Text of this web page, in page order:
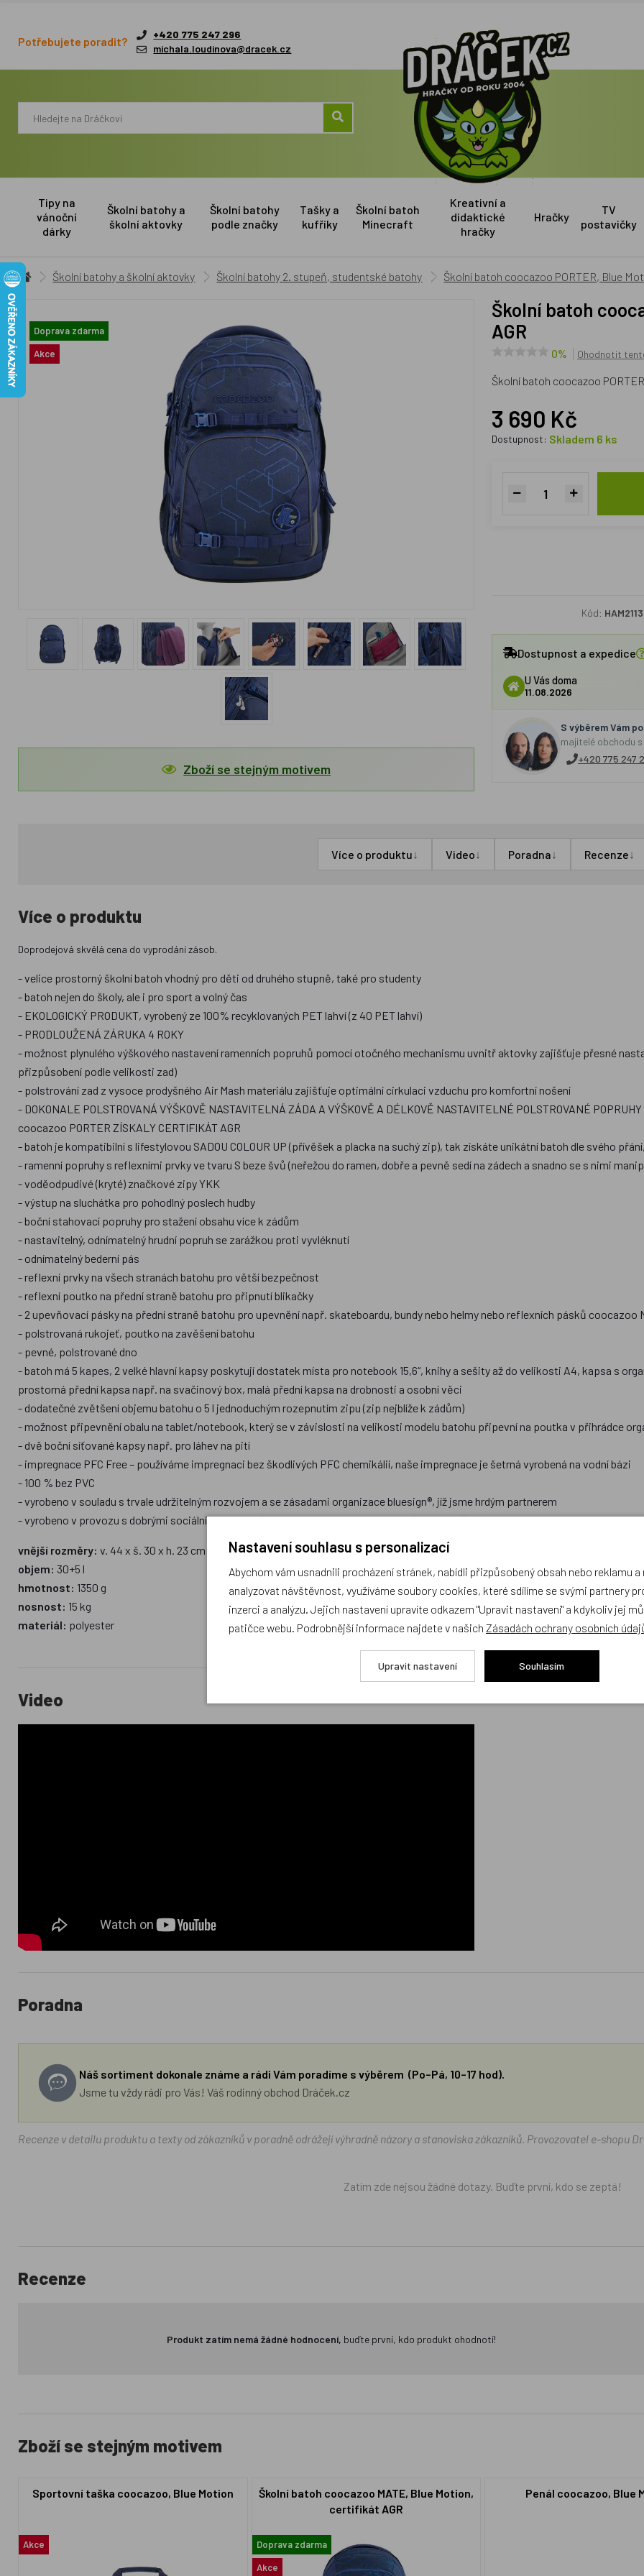
Potřebujete poradit?
+420 775 247 296
michala.loudinova@dracek.cz
Tipy na
vánoční
dárky
Školní batohy a
školní aktovky
Školní batohy
podle značky
Tašky a
kufříky
Školní batoh
Minecraft
Kreativní a
didaktické
hračky
Hračky
TV
postavičky
Školní batohy a školní aktovky Školní batohy 2. stupeň, studentské batohy Školní batoh coocazoo PORTER, Blue
Doprava zdarma
Akce
Zboží se stejným motivem
Školní batoh coocazoo PORTER, Blue Motion, certifikát
AGR
0% Ohodnotit
Školní batoh coocazoo
3 690 Kč
Dostupnost: Skladem 6 ks
Kód:
Dostupnost a expedice
U Vás doma
11.08.2026
S výběrem Vám
majitelé obchodu
+420 775 247
Více o produktu↓ Video↓ Poradna↓ Recenze↓
Více o produktu
Doprodejová skvělá cena do vyprodání zásob.
- velice prostorný školní batoh vhodný pro děti od druhého stupně, také pro studenty
- batoh nejen do školy, ale i pro sport a volný čas
- EKOLOGICKÝ PRODUKT, vyrobený ze 100% recyklovaných PET lahví (z 40 PET lahví)
- PRODLOUŽENÁ ZÁRUKA 4 ROKY
- možnost plynulého výškového nastavení ramenních popruhů pomocí otočného mechanismu uvnitř aktovky zajišťuje přesné
přizpůsobení podle velikosti zad)
- polstrování zad z vysoce prodyšného Air Mash materiálu zajišťuje optimální cirkulaci vzduchu pro komfortní nošení
- DOKONALE POLSTROVANÁ VÝŠKOVĚ NASTAVITELNÁ ZÁDA A VÝŠKOVĚ A DÉLKOVĚ NASTAVITELNÉ POLSTROVANÉ
coocazoo PORTER ZÍSKALY CERTIFIKÁT AGR
- batoh je kompatibilní s lifestylovou SADOU COLOUR UP (přívěšek a placka na suchý zip), tak získáte unikátní batoh dle svého
- ramenní popruhy s reflexními prvky ve tvaru S beze švů (neřežou do ramen, dobře a pevně sedí na zádech a snadno se s nimi
- voděodpudivé (kryté) značkové zipy YKK
- výstup na sluchátka pro pohodlný poslech hudby
- boční stahovací popruhy pro stažení obsahu více k zádům
- nastavitelný, odnímatelný hrudní popruh se zarážkou proti vyvléknutí
- odnímatelný bederní pás
- reflexní prvky na všech stranách batohu pro větší bezpečnost
- reflexní poutko na přední straně batohu pro připnutí blikačky
- 2 upevňovací pásky na přední straně batohu pro upevnění např. skateboardu, bundy nebo helmy nebo reflexních pásků coocazoo
- polstrovaná rukojeť, poutko na zavěšení batohu
- pevné, polstrované dno
- batoh má 5 kapes, 2 velké hlavní kapsy poskytují dostatek místa pro notebook 15,6“, knihy a sešity až do velikosti A4, kapsa s
prostorná přední kapsa např. na svačinový box, malá přední kapsa na drobnosti a osobní věci
- dodatečné zvětšení objemu batohu o 5 l jednoduchým rozepnutím zipu (zip nejblíže k zádům)
- možnost připevnění obalu na tablet/notebook, který se v závislosti na velikosti modelu batohu připevní na poutka v přihrádce
- dvě boční síťované kapsy např. pro láhev na pití
- impregnace PFC Free – používáme impregnaci bez škodlivých PFC chemikálií, naše impregnace je šetrná vyrobená na vodní bázi
- 100 % bez PVC
- vyrobeno v souladu s trvale udržitelným rozvojem a se zásadami organizace bluesign®, jíž jsme hrdým partnerem
- vyrobeno v provozu s dobrými sociálními a bezpečnostními podmínkami pro zaměstnance, člen nadace Fair Wear
vnější rozměry: v. 44 x š. 30 x h. 23 cm
objem: 30+5 l
hmotnost: 1350 g
nosnost: 15 kg
materiál: polyester
Video
Poradna
Náš sortiment dokonale známe a rádi Vám poradíme s výběrem (Po–Pá, 10–17 hod).
Jsme tu vždy rádi pro Vás! Váš rodinný obchod Dráček.cz
Recenze v detailu produktu a texty od zákazníků v poradně odrážejí výhradně názory a stanoviska zákazníků. Provozovatel e-shopu
Zatím zde nejsou žádné dotazy. Buďte první, kdo se zeptá!
Recenze
Produkt zatím nemá žádné hodnocení, buďte první, kdo produkt ohodnotí!
Zboží se stejným motivem
Sportovní taška coocazoo, Blue Motion
Akce
Školní batoh coocazoo MATE, Blue Motion,
certifikát AGR
Doprava zdarma
Akce
Penál coocazoo, Blue
Nastavení souhlasu s personalizací
Abychom vám usnadnili procházení stránek, nabídli přizpůsobený obsah nebo reklamu
analyzovat návštěvnost, využíváme soubory cookies, které sdílíme se svými partnery
inzerci a analýzu. Jejich nastavení upravíte odkazem "Upravit nastavení" a kdykoliv jej
patičce webu. Podrobnější informace najdete v našich Zásadách ochrany osobních
Upravit nastavení Souhlasím